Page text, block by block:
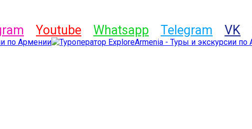
Youtube Whatsapp Telegram VK